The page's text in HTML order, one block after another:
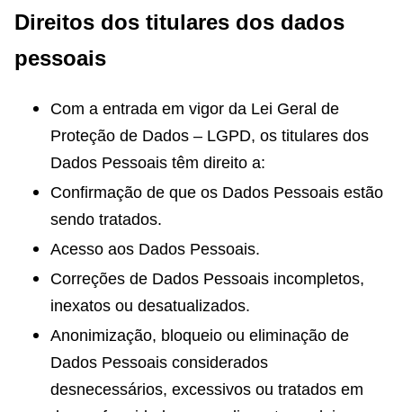
Direitos dos titulares dos dados
pessoais
Com a entrada em vigor da Lei Geral de
Proteção de Dados – LGPD, os titulares dos
Dados Pessoais têm direito a:
Confirmação de que os Dados Pessoais estão
sendo tratados.
Acesso aos Dados Pessoais.
Correções de Dados Pessoais incompletos,
inexatos ou desatualizados.
Anonimização, bloqueio ou eliminação de
Dados Pessoais considerados
desnecessários, excessivos ou tratados em